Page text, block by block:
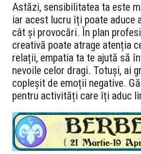
Astăzi, sensibilitatea ta este
iar acest lucru îți poate aduce
cât și provocări. În plan
creativă poate atrage atenția
relații, empatia ta te ajută să
nevoile celor dragi. Totuși, ai
copleșit de emoții negative.
pentru activități care îți aduc